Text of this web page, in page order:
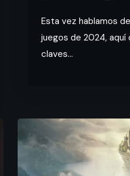
Esta vez hablamos
juegos de 2024, aquí
claves...